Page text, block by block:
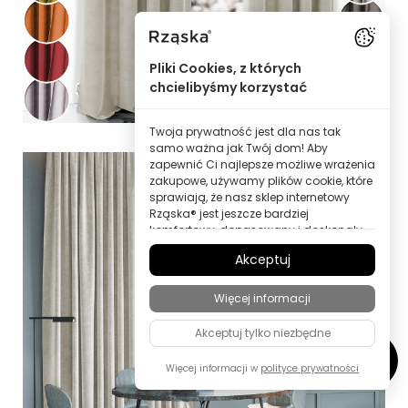
Pliki Cookies, z których
chcielibyśmy korzystać
Twoja prywatność jest dla nas tak
samo ważna jak Twój dom! Aby
zapewnić Ci najlepsze możliwe wrażenia
zakupowe, używamy plików cookie, które
sprawiają, że nasz sklep internetowy
Rząska® jest jeszcze bardziej
komfortowy, dopasowany i doskonały
dla Ciebie – wszystko po to, abyś mógł
odkrywać produkty marki Rząska® w
najwyższej jakości.
Niektóre z tych plików cookie są
niezbędne, aby nasz sklep Rząska®
działał niezawodnie; inne pozwalają
nam personalizować treści i reklamy
zgodnie z Twoimi zainteresowaniami
zachowania odwiedzających.
Akceptuj
Więcej informacji
Akceptuj tylko niezbędne
Więcej informacji w polityce prywatności